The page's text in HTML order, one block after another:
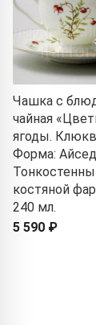
Чашка с
чайная
ягоды.
Форма:
костяной
240 мл.
5 590 ₽